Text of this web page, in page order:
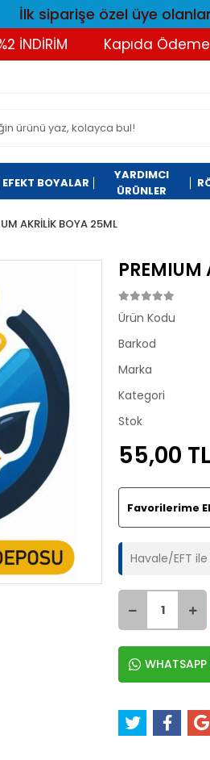
İlk siparişe özel üye
Kapıda Ödeme
EFEKT BOYALAR
YARDIMCI
ÜRÜNLER
AKRİLİK BOYA 25ML
Ürün Kodu
Barkod
Marka
Kategori
Stok
55,00 TL
Favorilerime
Havale/EFT ile
WHATSAPP